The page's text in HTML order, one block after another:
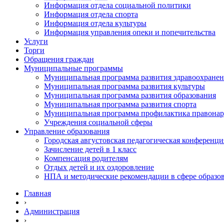
Информация отдела социальной политики
Информация отдела спорта
Информация отдела культуры
Информация управления опеки и попечительства
Услуги
Торги
Обращения граждан
Муниципальные программы
Муниципальная программа развития
Муниципальная программа развития культуры
Муниципальная программа развития образования
Муниципальная программа развития спорта
Муниципальная программа профилактика
Учреждения социальной сферы
Управление образования
Городская августовская педагогическая
Зачисление детей в 1 класс
Компенсация родителям
Отдых детей и их оздоровление
НПА и методические рекомендации в сфере
Главная
›
Администрация
›